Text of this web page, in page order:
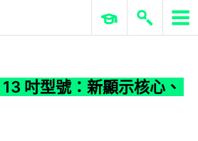
ERP 與商業 AI
吋型號：新顯示核心、